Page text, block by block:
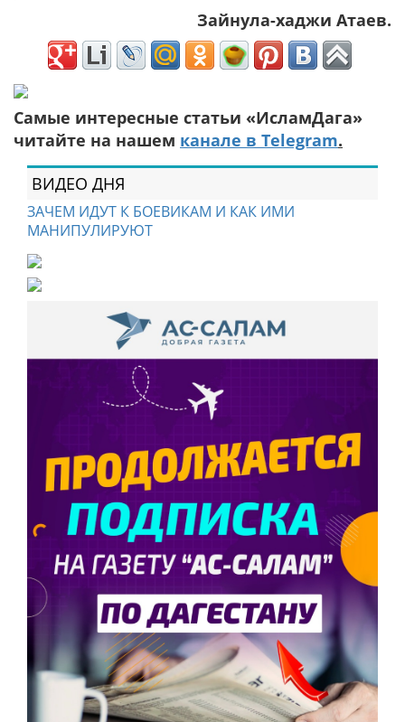
Зайнула-хаджи Атаев.
Самые интересные статьи «ИсламДага»
читайте на нашем канале в Telegram.
ВИДЕО ДНЯ
ЗАЧЕМ ИДУТ К БОЕВИКАМ И КАК ИМИ
МАНИПУЛИРУЮТ